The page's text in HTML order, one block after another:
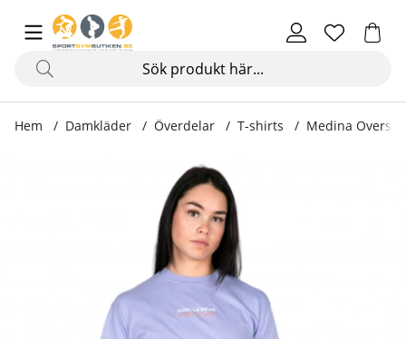
Hem Damkläder Överdelar T-shirts Medina
Produktbilder Medina Oversized T-Shirt, lilac